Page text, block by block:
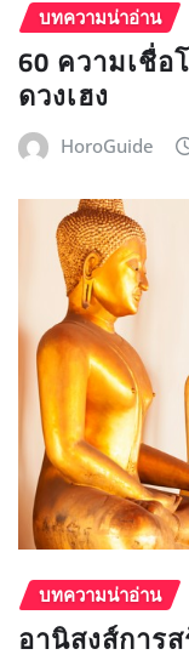
บทความน่าอ่าน
60 ความเชื่
ดวงเฮง
HoroGuide
บทความน่าอ่าน
อานิสงส์การ